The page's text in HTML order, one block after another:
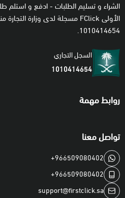
1010414654.
السجل التجاري
1010414654
روابط مهمة
تواصل معنا
+966509080402
+966509080402
support@firstclick.sa